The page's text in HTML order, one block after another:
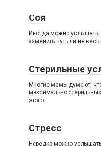
Соя
Иногда можно услышать,
заменить чуть ли не весь
Стерильные
Многие мамы думают,
максимально
этого
Стресс
Нередко можно